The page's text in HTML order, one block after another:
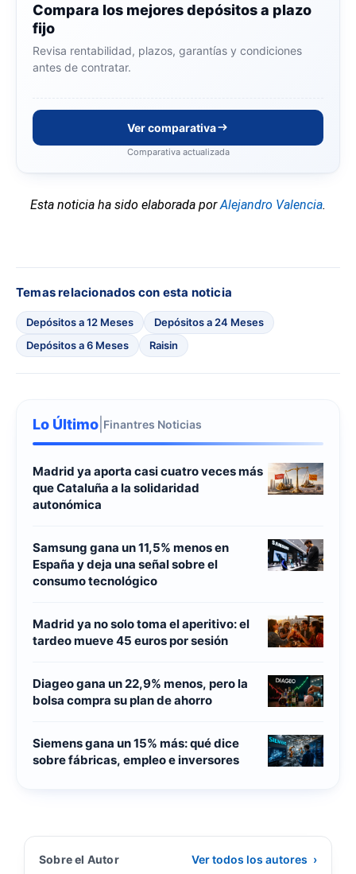
Compara los mejores depósitos a plazo
fijo
Revisa rentabilidad, plazos, garantías y condiciones
antes de contratar.
Ver comparativa
Comparativa actualizada
Esta noticia ha sido elaborada porAlejandro Valencia.
Temas relacionados con esta noticia
Depósitos a 12 Meses
Depósitos a 24 Meses
Depósitos a 6 Meses
Raisin
Lo Último Finantres Noticias
Madrid ya aporta casi cuatro veces más
que Cataluña a la solidaridad
autonómica
Samsung gana un 11,5% menos en
España y deja una señal sobre el
consumo tecnológico
Madrid ya no solo toma el aperitivo: el
tardeo mueve 45 euros por sesión
Diageo gana un 22,9% menos, pero la
bolsa compra su plan de ahorro
Siemens gana un 15% más: qué dice
sobre fábricas, empleo e inversores
Sobre el Autor Ver todos los autores ›